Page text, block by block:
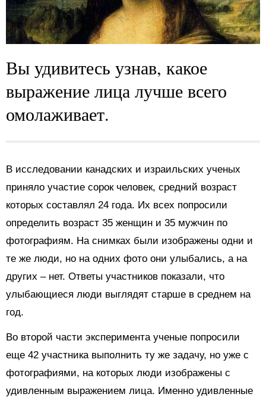
Вы удивитесь узнав, какое
выражение лица лучше всего
омолаживает.
В исследовании канадских и израильских ученых
приняло участие сорок человек, средний возраст
которых составлял 24 года. Их всех попросили
определить возраст 35 женщин и 35 мужчин по
фотографиям. На снимках были изображены одни и
те же люди, но на одних фото они улыбались, а на
других – нет. Ответы участников показали, что
улыбающиеся люди выглядят старше в среднем на
год.
Во второй части эксперимента ученые попросили
еще 42 участника выполнить ту же задачу, но уже с
фотографиями, на которых люди изображены с
удивленным выражением лица. Именно удивленные